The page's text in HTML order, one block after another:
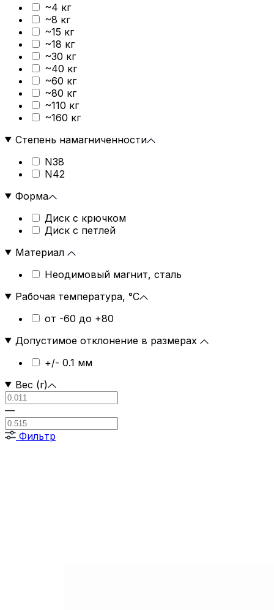
~4 кг
~8 кг
~15 кг
~18 кг
~30 кг
~40 кг
~60 кг
~80 кг
~110 кг
~160 кг
Степень намагниченности
N38
N42
Форма
Диск с крючком
Диск с петлей
Материал
Неодимовый магнит, сталь
Рабочая температура, °C
от -60 до +80
Допустимое отклонение в размерах
+/- 0.1 мм
Вес (г)
—
Фильтр